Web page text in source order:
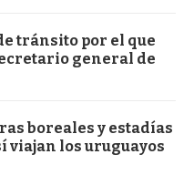
tránsito por el que
general de
boreales y estadías
viajan los uruguayos